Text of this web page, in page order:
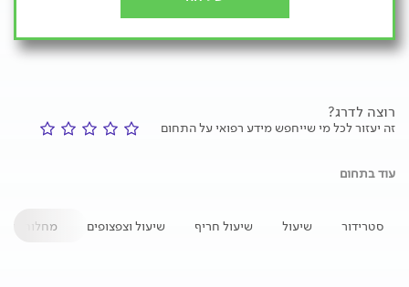
רוצה לדרג?
זה יעזור לכל מי שייחפש מידע רפואי על התחום
עוד בתחום
סטרידור שיעול שיעול חריף שיעול וצפצופים מחלות